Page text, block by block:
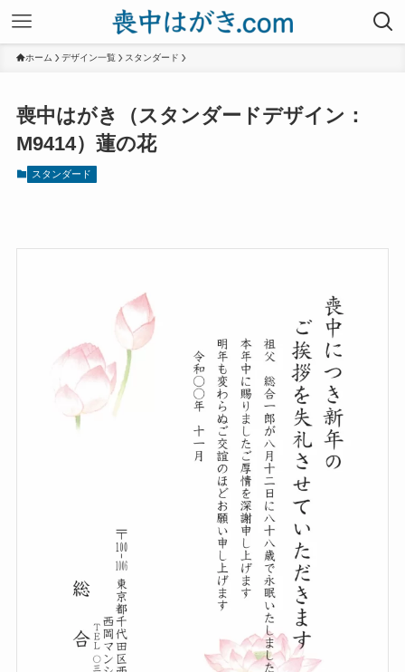
ホーム デザイン一覧 スタンダード
喪中はがき（スタンダードデザイン：
M9414）蓮の花
スタンダード